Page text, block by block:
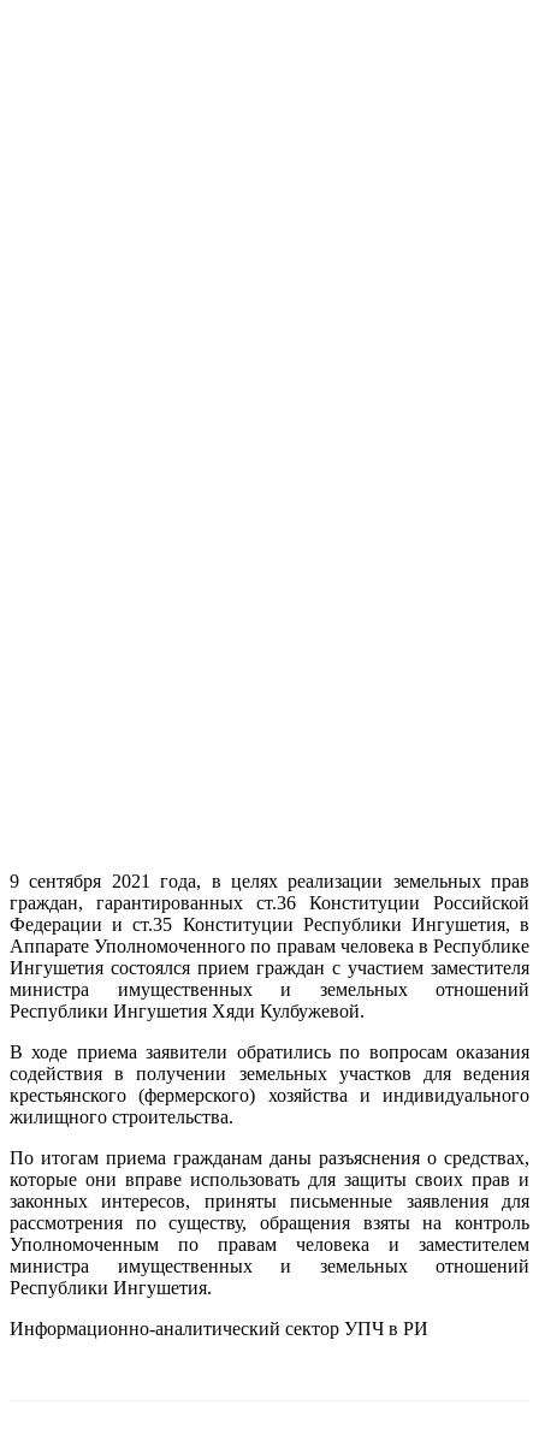
9 сентября 2021 года, в целях реализации земельных прав
граждан, гарантированных ст.36 Конституции Российской
Федерации и ст.35 Конституции Республики Ингушетия, в
Аппарате Уполномоченного по правам человека в Республике
Ингушетия состоялся прием граждан с участием заместителя
министра имущественных и земельных отношений
Республики Ингушетия Хяди Кулбужевой.
В ходе приема заявители обратились по вопросам оказания
содействия в получении земельных участков для ведения
крестьянского (фермерского) хозяйства и индивидуального
жилищного строительства.
По итогам приема гражданам даны разъяснения о средствах,
которые они вправе использовать для защиты своих прав и
законных интересов, приняты письменные заявления для
рассмотрения по существу, обращения взяты на контроль
Уполномоченным по правам человека и заместителем
министра имущественных и земельных отношений
Республики Ингушетия.
Информационно-аналитический сектор УПЧ в РИ